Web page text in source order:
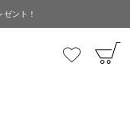
ント！